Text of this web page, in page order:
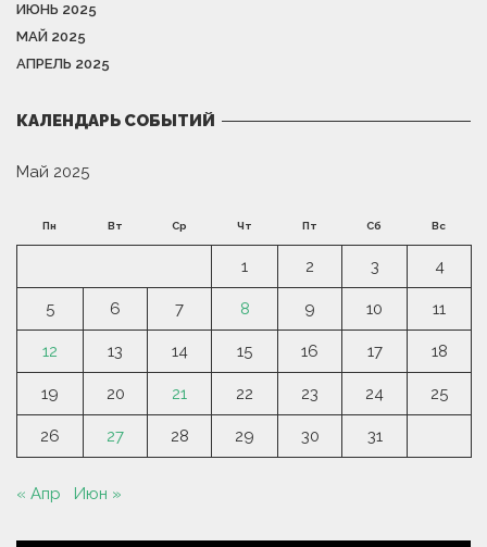
ИЮНЬ 2025
МАЙ 2025
АПРЕЛЬ 2025
КАЛЕНДАРЬ СОБЫТИЙ
Май 2025
Пн Вт Ср Чт Пт Сб Вс
1 2 3 4
5 6 7 8 9 10 11
12 13 14 15 16 17 18
19 20 21 22 23 24 25
26 27 28 29 30 31
« Апр Июн »